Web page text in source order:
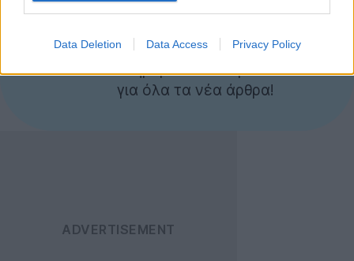
Data Deletion Data Access Privacy Policy
Ακολουθήστε το
Newsγια να
ενημερώνεστε άμεσα
για όλα τα νέα άρθρα!